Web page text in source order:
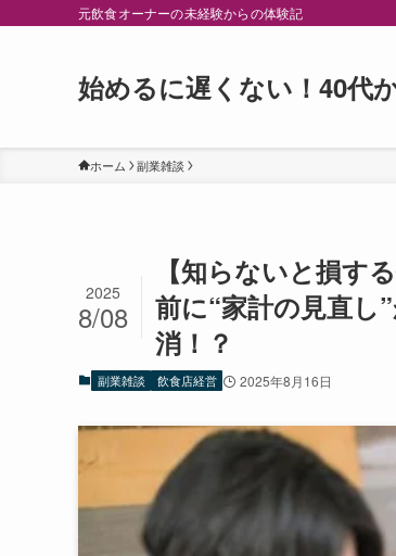
元飲食オーナーの未経験からの体験記
始めるに遅くない！40代
ホーム 副業雑談
【知らないと損す
前に“家計の見直し
消！？
2025
8/08
副業雑談 飲食店経営 2025年8月16日